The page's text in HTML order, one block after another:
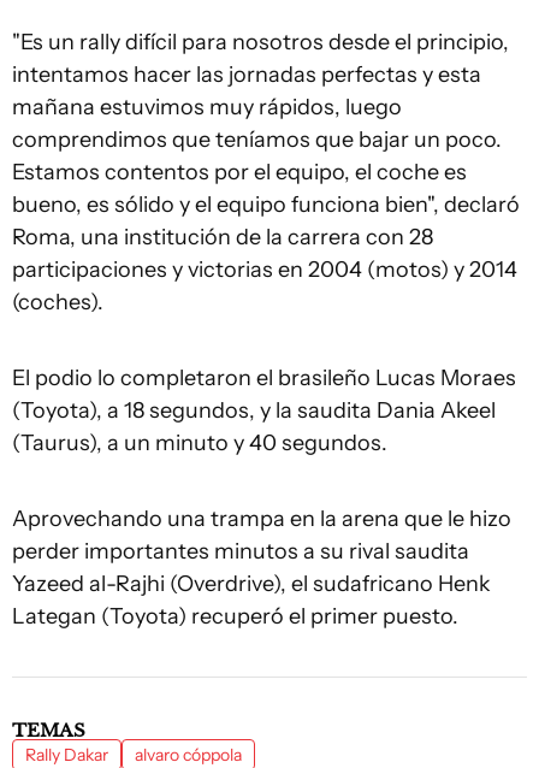
"Es un rally difícil para nosotros desde el principio,
intentamos hacer las jornadas perfectas y esta
mañana estuvimos muy rápidos, luego
comprendimos que teníamos que bajar un poco.
Estamos contentos por el equipo, el coche es
bueno, es sólido y el equipo funciona bien", declaró
Roma, una institución de la carrera con 28
participaciones y victorias en 2004 (motos) y 2014
(coches).
El podio lo completaron el brasileño Lucas Moraes
(Toyota), a 18 segundos, y la saudita Dania Akeel
(Taurus), a un minuto y 40 segundos.
Aprovechando una trampa en la arena que le hizo
perder importantes minutos a su rival saudita
Yazeed al-Rajhi (Overdrive), el sudafricano Henk
Lategan (Toyota) recuperó el primer puesto.
TEMAS
Rally Dakar alvaro cóppola